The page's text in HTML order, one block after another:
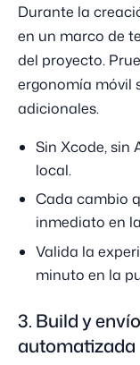
Durante la
en un marco de
del proyecto.
ergonomía móvil
adicionales.
Sin Xcode, sin
local.
Cada cambio
inmediato en
Valida la
minuto en la
3. Build y
automatizada